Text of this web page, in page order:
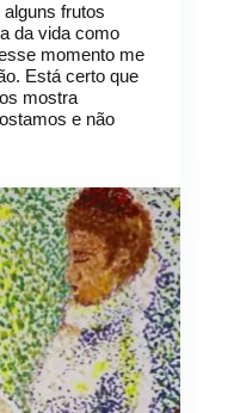
frutos
da vida como
momento me
Está certo que
mostra
e não